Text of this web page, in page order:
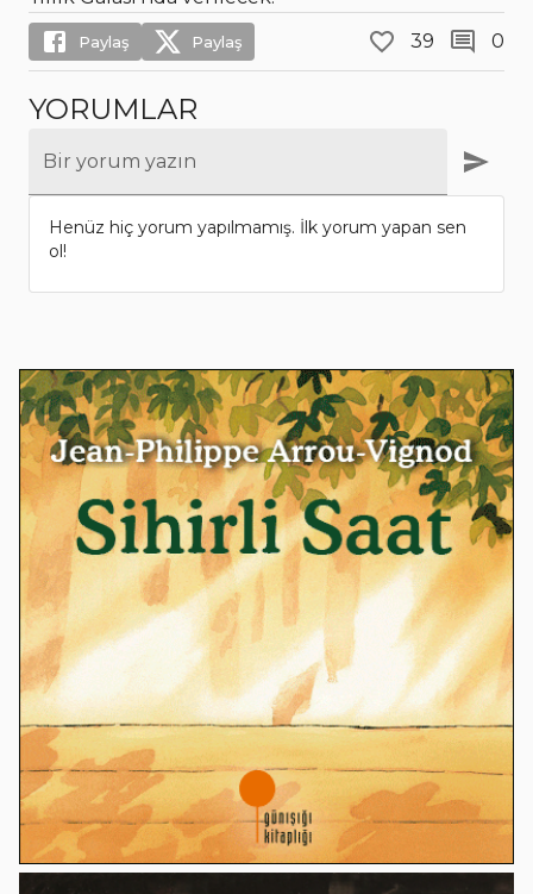
Paylaş Paylaş 39 0
YORUMLAR
Bir yorum yazın
Henüz hiç yorum yapılmamış. İlk yorum yapan sen
ol!